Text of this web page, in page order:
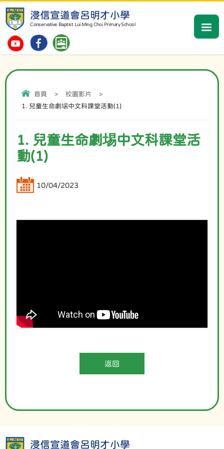
浸信宣道會呂明才小學
Conservative Baptist Lui Ming Choi Primary School
首頁 > 校園影片
>
1. 兒童生命劇埸中文科課堂活動(1)
1. 兒童生命劇埸中文科課堂活
動(1)
10/04/2023
返回
浸信宣道會呂明才小學